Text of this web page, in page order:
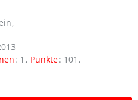
1 Punkte 101